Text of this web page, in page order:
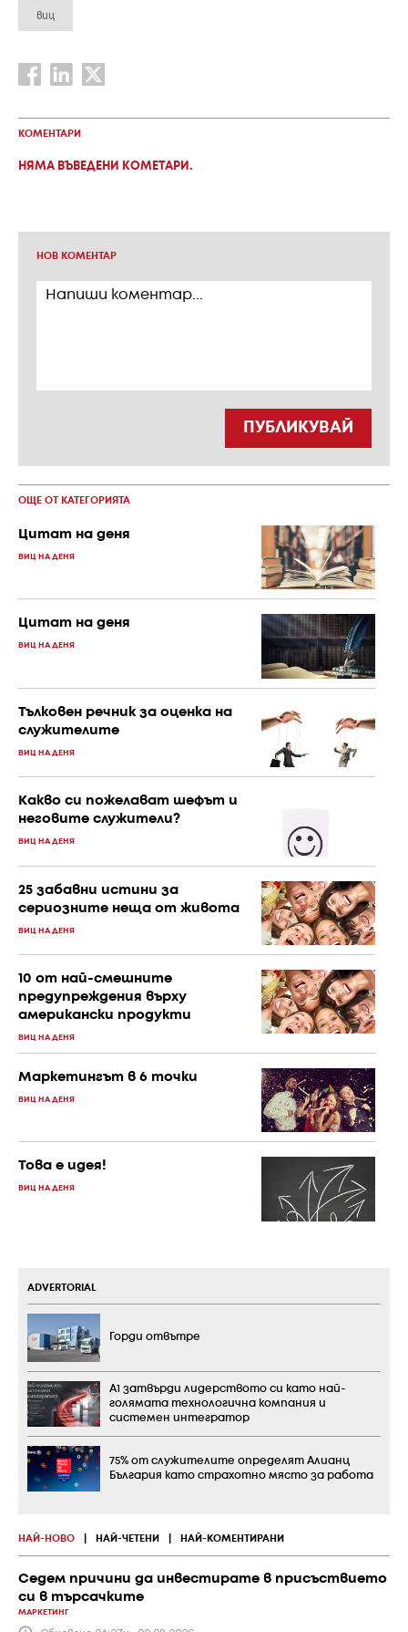
виц
КОМЕНТАРИ
НЯМА ВЪВЕДЕНИ КОМЕТАРИ.
НОВ КОМЕНТАР
ПУБЛИКУВАЙ
ОЩЕ ОТ КАТЕГОРИЯТА
Цитат на деня
ВИЦ НА ДЕНЯ
Цитат на деня
ВИЦ НА ДЕНЯ
Тълковен речник за оценка на
служителите
ВИЦ НА ДЕНЯ
Какво си пожелават шефът и
неговите служители?
ВИЦ НА ДЕНЯ
25 забавни истини за
сериозните неща от живота
ВИЦ НА ДЕНЯ
10 от най-смешните
предупреждения върху
американски продукти
ВИЦ НА ДЕНЯ
Маркетингът в 6 точки
ВИЦ НА ДЕНЯ
Това е идея!
ВИЦ НА ДЕНЯ
НАЙ-НОВО НАЙ-ЧЕТЕНИ НАЙ-КОМЕНТИРАНИ
Седем причини да инвестирате в присъствието
си в търсачките
МАРКЕТИНГ
ADVERTORIAL
Горди отвътре
А1 затвърди лидерството си като най-
голямата технологична компания и
системен интегратор
75% от служителите определят Алианц
България като страхотно място за работа